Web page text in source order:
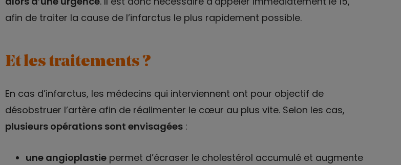
afin de traiter la cause de l’infarctus le plus rapidement possible.
Et les traitements ?
En cas d’infarctus, les médecins qui interviennent ont pour objectif de
désobstruer l’artère afin de réalimenter le cœur au plus vite. Selon les cas,
plusieurs opérations sont envisagées:
une angioplastiepermet d’écraser le cholestérol accumulé et augmente